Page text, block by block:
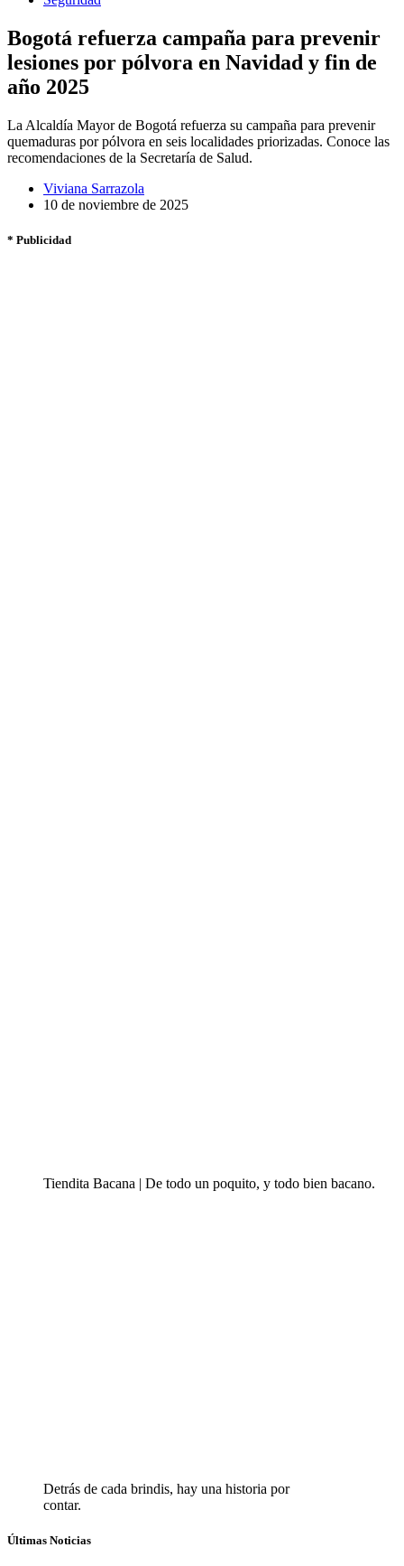
Bogotá refuerza campaña para prevenir
lesiones por pólvora en Navidad y fin de
año 2025
La Alcaldía Mayor de Bogotá refuerza su campaña para prevenir
quemaduras por pólvora en seis localidades priorizadas. Conoce las
recomendaciones de la Secretaría de Salud.
Viviana Sarrazola
10 de noviembre de 2025
* Publicidad
Tiendita Bacana | De todo un poquito, y todo bien bacano.
Detrás de cada brindis, hay una historia por
contar.
Últimas Noticias